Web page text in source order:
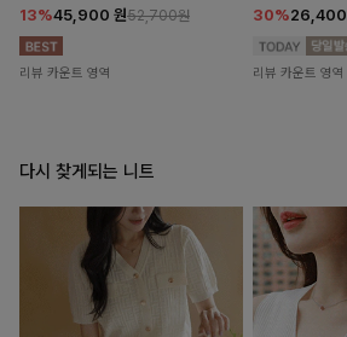
13%45,900 원52,700원
리뷰 카운트 영역
30%26,400
리뷰 카운트 영역
다시 찾게되는 니트